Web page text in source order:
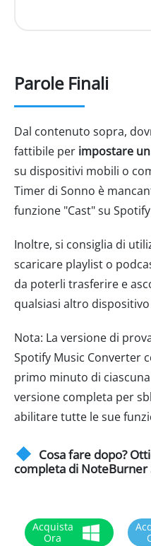
Parole Finali
Dal contenuto sopra,
fattibile per impostare
su dispositivi mobili o
Timer di Sonno è
funzione "Cast" su
Inoltre, si consiglia di
scaricare playlist o
da poterli trasferire e
qualsiasi altro
Nota: La versione di
Spotify Music Converter
primo minuto di
versione completa per
abilitare tutte le sue
Cosa fare dopo?
completa di
Acquista
Ora